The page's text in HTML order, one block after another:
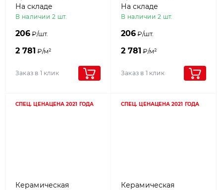
На складе
В наличии 2 шт.
206₽/шт.
2 781 ₽/м²
Заказ в 1 клик
На складе
В наличии 2 шт.
206₽/шт.
2 781 ₽/м²
Заказ в 1 клик
СПЕЦ. ЦЕНАЦЕНА 2021 ГОДА
Керамическая
СПЕЦ. ЦЕНАЦЕНА 2021 ГОДА
Керамическая